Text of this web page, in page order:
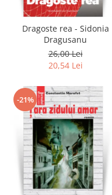
Dragoste rea - Sidonia
Dragusanu
26,00 Lei
20,54 Lei
-21%